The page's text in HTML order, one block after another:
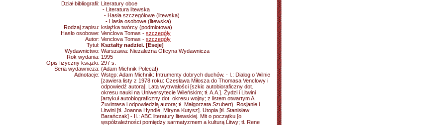
Dział bibliografii: Literatury obce
- Literatura litewska
- Hasła szczegółowe (litewska)
- Hasła osobowe (litewska)
Rodzaj zapisu: książka twórcy (podmiotowa)
Hasło osobowe: Venclova Tomas - szczegóły
Autor: Venclova Tomas - szczegóły
Tytuł: Kształty nadziei. [Eseje]
Wydawnictwo: Warszawa: Niezależna Oficyna Wydawnicza
Rok wydania: 1995
Opis fizyczny książki: 297 s.
Seria wydawnicza: (Adam Michnik Poleca!)
Adnotacje: Wstęp: Adam Michnik: Intrumenty dobrych duchów. - I.: Dialog o Wilnie
[zawiera listy z 1978 roku: Czesława Miłosza do Thomasa Venclowy i
odpowiedź autora]. Lata wytrwałości [szkic autobioraficzny dot.
okresu nauki na Uniwersytecie Wileńskim; tł. A.A.]. Żydzi i Litwini
[artykuł autobiograficzny dot. okresu wojny; z listem otwartym A.
Zuvintasa i odpowiedzią autora; tł. Małgorzata Szubert). Rosjanie i
Litwini [tł. Joanna Hyndle, Miryna Kutysz]. Utopia [tł. Stanisław
Barańczak] - II.: ABC literatury litewskiej. Mit o początku [o
współzależności pomiędzy sarmatyzmem a kulturą Litwy; tł. Rene